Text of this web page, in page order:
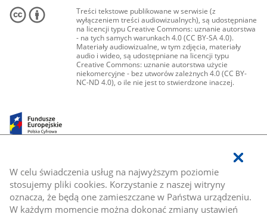
W celu świadczenia usług na najwyższym poziomie
stosujemy pliki cookies. Korzystanie z naszej witryny
oznacza, że będą one zamieszczane w Państwa urządzeniu.
W każdym momencie można dokonać zmiany ustawień
Treści tekstowe publikowane w serwisie (z
wyłączeniem treści audiowizualnych), są udostępniane
na licencji typu Creative Commons: uznanie autorstwa
- na tych samych warunkach 4.0 (CC BY-SA 4.0).
Materiały audiowizualne, w tym zdjęcia, materiały
audio i wideo, są udostępniane na licencji typu
Creative Commons: uznanie autorstwa użycie
niekomercyjne - bez utworów zależnych 4.0 (CC BY-
NC-ND 4.0), o ile nie jest to stwierdzone inaczej.